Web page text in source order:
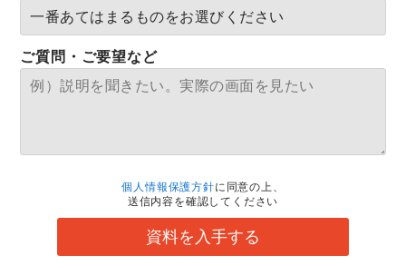
ご質問・ご要望など
個人情報保護方針に同意の上、
送信内容を確認してください
資料を入手する